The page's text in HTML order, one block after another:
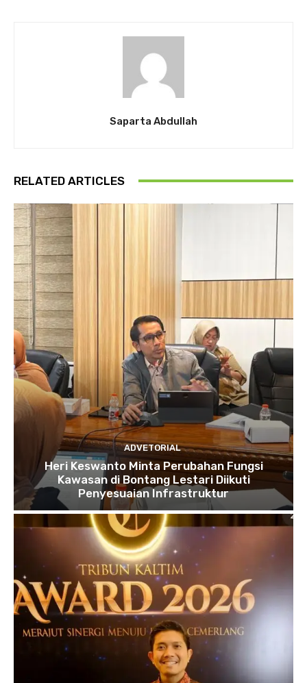
Saparta Abdullah
RELATED ARTICLES
ADVETORIAL
Heri Keswanto Minta Perubahan Fungsi
Kawasan di Bontang Lestari Diikuti
Penyesuaian Infrastruktur